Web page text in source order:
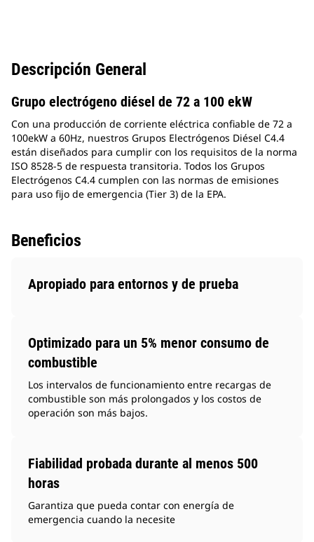
Descripción General
Grupo electrógeno diésel de 72 a 100 ekW
Con una producción de corriente eléctrica confiable de 72 a
100ekW a 60Hz, nuestros Grupos Electrógenos Diésel C4.4
están diseñados para cumplir con los requisitos de la norma
ISO 8528-5 de respuesta transitoria. Todos los Grupos
Electrógenos C4.4 cumplen con las normas de emisiones
para uso fijo de emergencia (Tier 3) de la EPA.
Beneficios
Apropiado para entornos y de prueba
Optimizado para un 5% menor consumo de
combustible
Los intervalos de funcionamiento entre recargas de
combustible son más prolongados y los costos de
operación son más bajos.
Fiabilidad probada durante al menos 500
horas
Garantiza que pueda contar con energía de
emergencia cuando la necesite